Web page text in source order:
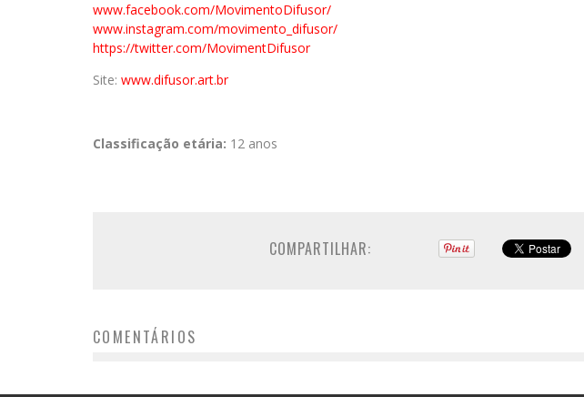
www.facebook.com/MovimentoDifusor/
www.instagram.com/movimento_difusor/
https://twitter.com/MovimentDifusor
Site: www.difusor.art.br
Classificação etária: 12 anos
COMPARTILHAR:
COMENTÁRIOS